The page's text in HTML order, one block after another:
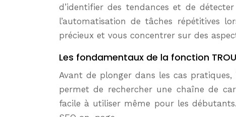
d’identifier des tendances et de
l’automatisation de tâches répétitives
précieux et vous concentrer sur des
Les fondamentaux de la fonction
Avant de plonger dans les cas
permet de rechercher une chaîne de
facile à utiliser même pour les